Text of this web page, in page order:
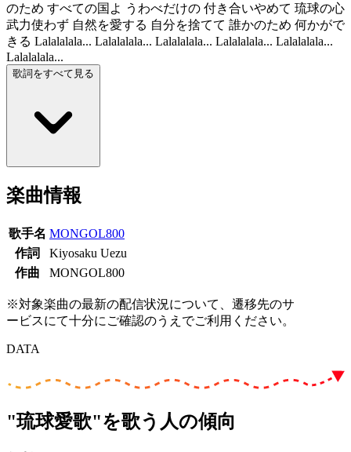
のため すべての国よ うわべだけの 付き合いやめて 琉球の心
武力使わず 自然を愛する 自分を捨てて 誰かのため 何かがで
きる Lalalalala... Lalalalala... Lalalalala... Lalalalala... Lalalalala...
Lalalalala...
歌詞をすべて見る
楽曲情報
歌手名 MONGOL800
作詞
Kiyosaku Uezu
作曲
MONGOL800
※対象楽曲の最新の配信状況について、遷移先のサ
ービスにて十分にご確認のうえでご利用ください。
DATA
"琉球愛歌"を歌う人の傾向